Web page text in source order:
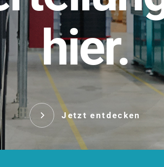
hier.
Jetzt entdecken
im Alltag,
Das
robust, IP-